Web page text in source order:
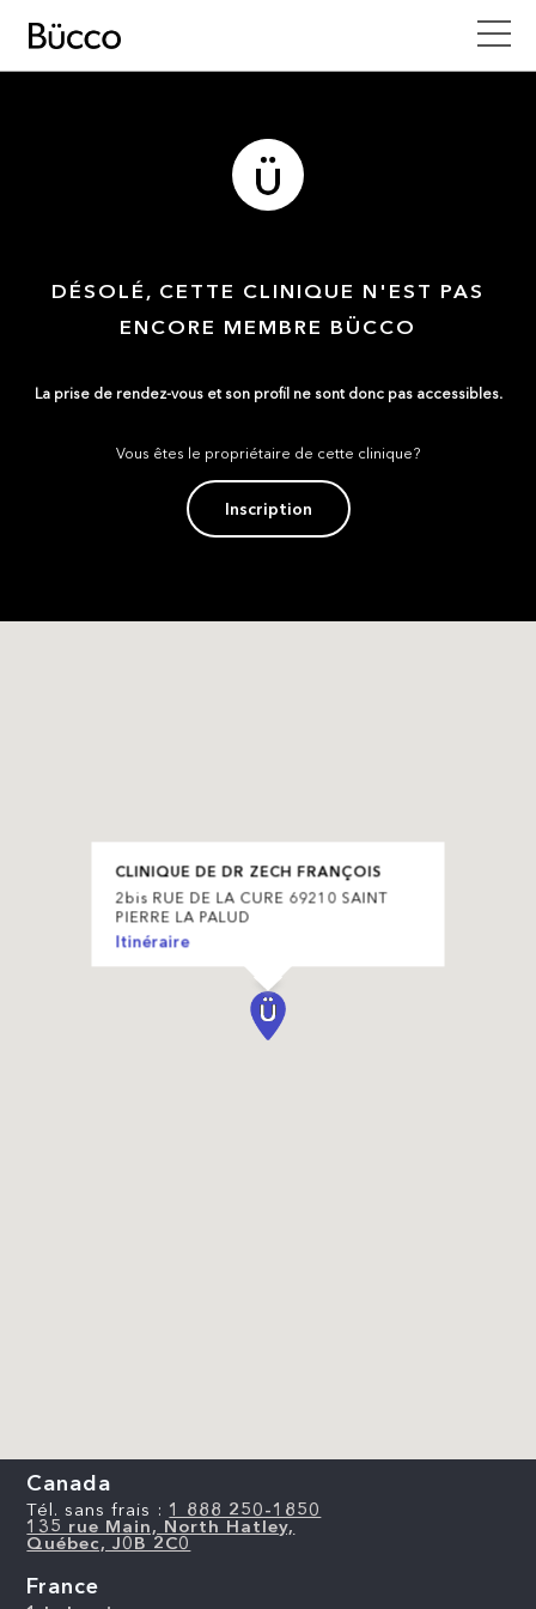
DÉSOLÉ, CETTE CLINIQUE N'EST PAS
ENCORE MEMBRE BÜCCO
La prise de rendez-vous et son profil ne sont donc pas accessibles.
Vous êtes le propriétaire de cette clinique?
Inscription
CLINIQUE DE DR ZECH FRANÇOIS
2bis RUE DE LA CURE 69210 SAINT
PIERRE LA PALUD
Itinéraire
Canada
Tél. sans frais : 1 888 250-1850
135 rue Main, North Hatley,
Québec, J0B 2C0
France